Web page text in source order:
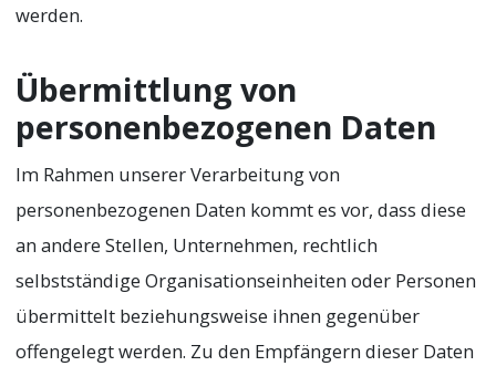
werden.
Übermittlung von
personenbezogenen Daten
Im Rahmen unserer Verarbeitung von
personenbezogenen Daten kommt es vor, dass diese
an andere Stellen, Unternehmen, rechtlich
selbstständige Organisationseinheiten oder Personen
übermittelt beziehungsweise ihnen gegenüber
offengelegt werden. Zu den Empfängern dieser Daten